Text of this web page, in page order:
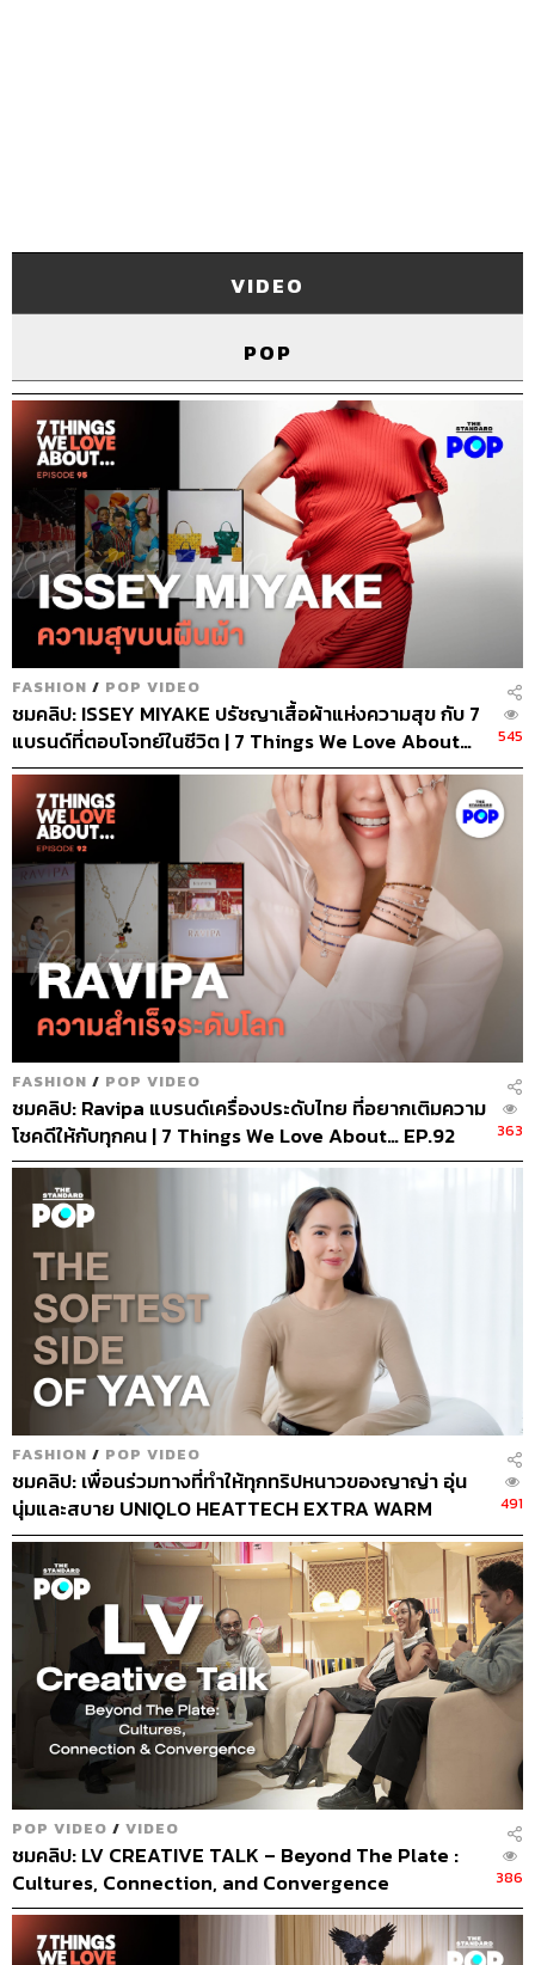
VIDEO
POP
FASHION / POP VIDEO
ชมคลิป: ISSEY MIYAKE ปรัชญาเสื้อผ้าแห่งความสุข กับ 7
แบรนด์ที่ตอบโจทย์ในชีวิต | 7 Things We Love About…
EP.95
545
FASHION / POP VIDEO
ชมคลิป: Ravipa แบรนด์เครื่องประดับไทย ที่อยากเติมความ
โชคดีให้กับทุกคน | 7 Things We Love About… EP.92
363
FASHION / POP VIDEO
ชมคลิป: เพื่อนร่วมทางที่ทำให้ทุกทริปหนาวของญาญ่า อุ่น
นุ่มและสบาย UNIQLO HEATTECH EXTRA WARM
CASHMERE BLEND
491
POP VIDEO / VIDEO
ชมคลิป: LV CREATIVE TALK – Beyond The Plate :
Cultures, Connection, and Convergence
386